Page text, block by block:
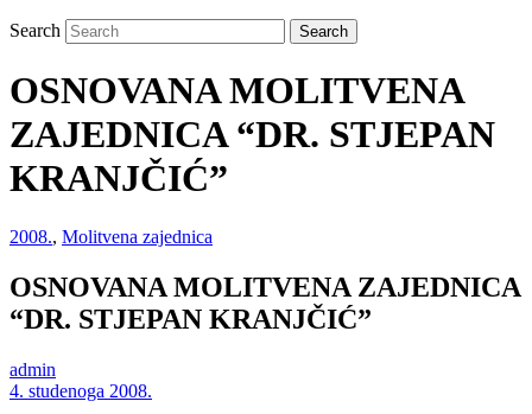
Search
OSNOVANA MOLITVENA
ZAJEDNICA “DR. STJEPAN
KRANJČIĆ”
2008., Molitvena zajednica
OSNOVANA MOLITVENA ZAJEDNICA
“DR. STJEPAN KRANJČIĆ”
admin
4. studenoga 2008.